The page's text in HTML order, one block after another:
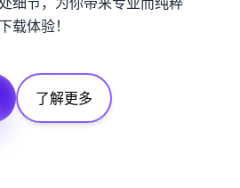
载体验！
了解更多